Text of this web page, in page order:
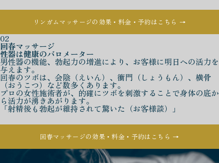
リンガムマッサージの効果・料金・予約はこちら →
02
回春マッサージ
性器は健康のバロメーター
男性器の機能、勃起力の増進により、お客様に明日への活力を
与えます。
回春のツボは、会陰（えいん）、衝門（しょうもん）、横骨
（おうこつ）など数多くあります。
プロの女性施術者が、的確にツボを刺激することで身体の底か
ら活力が湧きあがります。
「射精後も勃起が維持されて驚いた（お客様談）」
回春マッサージの効果・料金・予約はこちら →